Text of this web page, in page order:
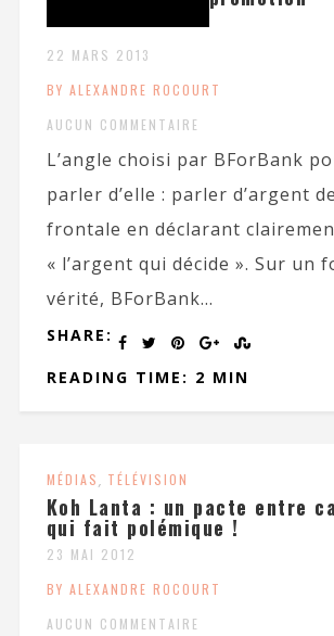
22 MARS 2013
BY ALEXANDRE ROCOURT
AUCUN COMMENTAIRE
L’angle choisi par BForBank
parler d’elle : parler d’argent
frontale en déclarant
« l’argent qui décide ». Sur un
vérité, BForBank...
SHARE:
READING TIME: 2 MIN
MÉDIAS, TÉLÉVISION
Koh Lanta : un pacte entre
qui fait polémique !
23 MAI 2012
BY ALEXANDRE ROCOURT
AUCUN COMMENTAIRE